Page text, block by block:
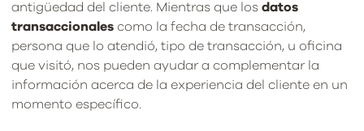
antigüedad del cliente. Mientras que los datos
transaccionales como la fecha de transacción,
persona que lo atendió, tipo de transacción, u oficina
que visitó, nos pueden ayudar a complementar la
información acerca de la experiencia del cliente en un
momento específico.